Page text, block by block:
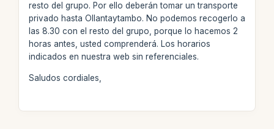
resto del grupo. Por ello deberán tomar un transporte
privado hasta Ollantaytambo. No podemos recogerlo a
las 8.30 con el resto del grupo, porque lo hacemos 2
horas antes, usted comprenderá. Los horarios
indicados en nuestra web sin referenciales.
Saludos cordiales,